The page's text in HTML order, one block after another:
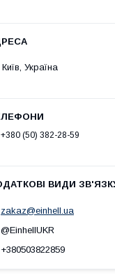
Київ, Україна
+380 (50) 382-28-59
zakaz@einhell.ua
@EinhellUKR
+380503822859